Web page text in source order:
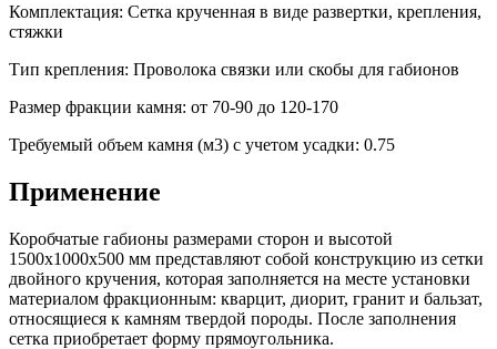
Комплектация: Сетка крученная в виде развертки, крепления,
стяжки
Тип крепления: Проволока связки или скобы для габионов
Размер фракции камня: от 70-90 до 120-170
Требуемый объем камня (м3) с учетом усадки: 0.75
Применение
Коробчатые габионы размерами сторон и высотой
1500х1000х500 мм представляют собой конструкцию из сетки
двойного кручения, которая заполняется на месте установки
материалом фракционным: кварцит, диорит, гранит и бальзат,
относящиеся к камням твердой породы. После заполнения
сетка приобретает форму прямоугольника.